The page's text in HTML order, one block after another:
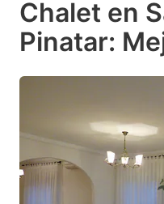
key
to
keyboard
shortcuts
for
changing
Chalet en
Pinatar: